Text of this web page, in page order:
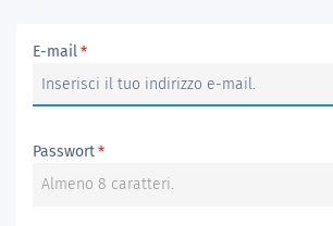
E-mail*
Passwort*